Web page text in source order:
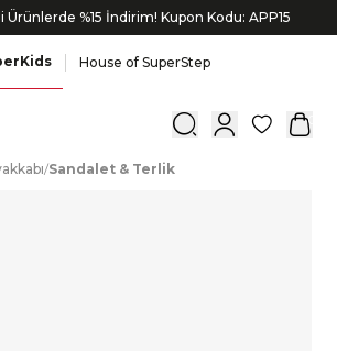
Ürünlerde %15 İndirim! Kupon Kodu: APP15
özel vade farksız taksit seçenekleri!
House of SuperStep
0
/Sandalet & Terlik